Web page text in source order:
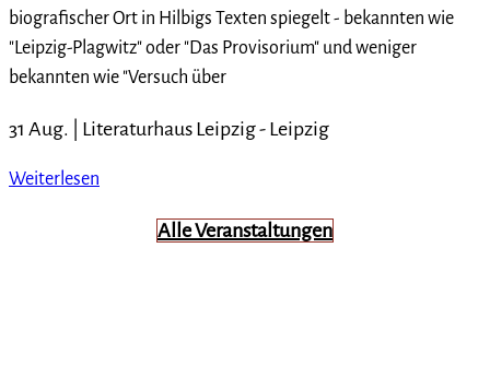
biografischer Ort in Hilbigs Texten spiegelt - bekannten wie
"Leipzig-Plagwitz" oder "Das Provisorium" und weniger
bekannten wie "Versuch über
31 Aug. | Literaturhaus Leipzig- Leipzig
Weiterlesen
Alle Veranstaltungen